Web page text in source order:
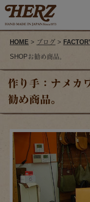
HOME > ブログ >
SHOPお勧め商品。
作り手：ナメカ
勧め商品。